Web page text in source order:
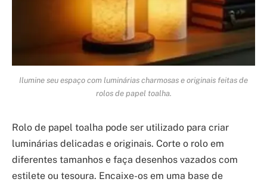
Ilumine seu espaço com luminárias charmosas e originais feitas de
rolos de papel toalha.
Rolo de papel toalha pode ser utilizado para criar
luminárias delicadas e originais. Corte o rolo em
diferentes tamanhos e faça desenhos vazados com
estilete ou tesoura. Encaixe-os em uma base de